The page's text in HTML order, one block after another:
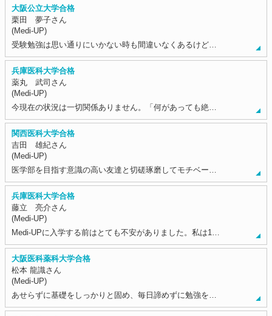
大阪公立大学合格
栗田 夢子さん
(Medi-UP)
受験勉強は思い通りにいかない時も間違いなくあるけど…
兵庫医科大学合格
薬丸 武司さん
(Medi-UP)
今現在の状況は一切関係ありません。「何があっても絶…
関西医科大学合格
吉田 雄紀さん
(Medi-UP)
医学部を目指す意識の高い友達と切磋琢磨してモチベー…
兵庫医科大学合格
藤立 亮介さん
(Medi-UP)
Medi-UPに入学する前はとても不安がありました。私は1…
大阪医科薬科大学合格
松本 龍識さん
(Medi-UP)
あせらずに基礎をしっかりと固め、毎日諦めずに勉強を…